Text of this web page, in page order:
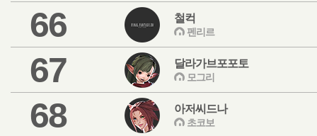
66 철컥
펜리르
67 달라가브포포토
모그리
68 아저씨드나
초코보